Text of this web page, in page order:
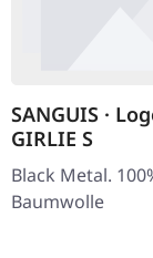
SANGUIS ·
GIRLIE S
Black Metal.
Baumwolle